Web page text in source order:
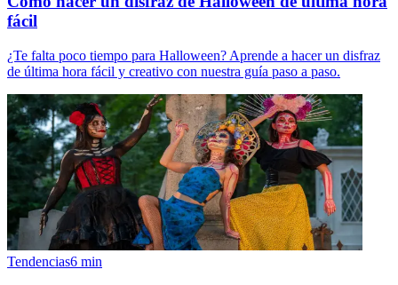
fácil
¿Te falta poco tiempo para Halloween? Aprende a hacer un disfraz
de última hora fácil y creativo con nuestra guía paso a paso.
Tendencias6 min